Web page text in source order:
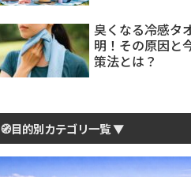
臭くなる冷感タ
明！その原因と
策法とは？
🧭目的別カテゴリ一覧 ▼